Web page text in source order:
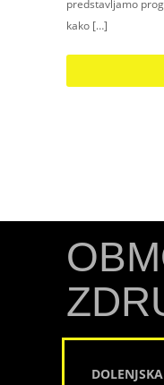
predstavljamo
kako […]
DOLENJSKA